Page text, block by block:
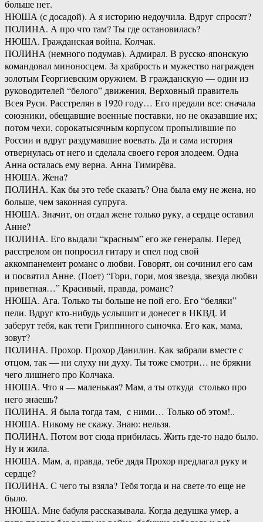
больше нет.
НЮША (с досадой). А я историю недоучила. Вдруг спросят?
ПОЛИНА. А про что там? Ты где остановилась?
НЮША. Гражданская война. Колчак.
ПОЛИНА (немного подумав). Адмирал. В русско-японскую
командовал миноносцем. За храбрость и мужество награжден
золотым Георгиевским оружием. В гражданскую — один из
руководителей “белого” движения, Верховный правитель
Всея Руси. Расстрелян в 1920 году… Его предали все: сначала
союзники, обещавшие военные поставки, но не оказавшие их;
потом чехи, сорокатысячным корпусом пропылившие по
России и вдруг раздумавшие воевать. Да и сама история
отвернулась от него и сделала своего героя злодеем. Одна
Анна осталась ему верна. Анна Тимирёва.
НЮША. Жена?
ПОЛИНА. Как бы это тебе сказать? Она была ему не жена, но
больше, чем законная супруга.
НЮША. Значит, он отдал жене только руку, а сердце оставил
Анне?
ПОЛИНА. Его выдали “красным” его же генералы. Перед
расстрелом он попросил гитару и спел под свой
аккомпанемент романс о любви. Говорят, он сочинил его сам
и посвятил Анне. (Поет) “Гори, гори, моя звезда, звезда любви
приветная…” Красивый, правда, романс?
НЮША. Ага. Только ты больше не пой его. Его “беляки”
пели. Вдруг кто-нибудь услышит и донесет в НКВД. И
заберут тебя, как тети Гриппиного сыночка. Его как, мама,
зовут?
ПОЛИНА. Прохор. Прохор Данилин. Как забрали вместе с
отцом, так — ни слуху ни духу. Ты тоже смотри… не брякни
чего лишнего про Колчака.
НЮША. Что я — маленькая? Мам, а ты откуда столько про
него знаешь?
ПОЛИНА. Я была тогда там, с ними… Только об этом!..
НЮША. Никому не скажу. Знаю: нельзя.
ПОЛИНА. Потом вот сюда прибилась. Жить где-то надо было.
Ну и жила.
НЮША. Мам, а, правда, тебе дядя Прохор предлагал руку и
сердце?
ПОЛИНА. С чего ты взяла? Тебя тогда и на свете-то еще не
было.
НЮША. Мне бабуля рассказывала. Когда дедушка умер, а